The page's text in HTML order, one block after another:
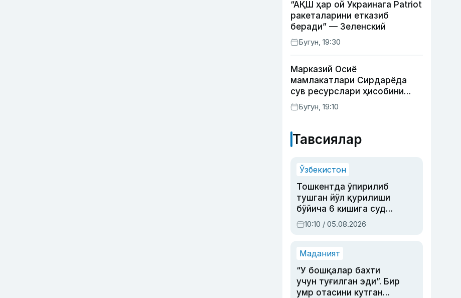
“АҚШ ҳар ой Украинага Patriot
ракеталарини етказиб
беради” — Зеленский
Бугун, 19:30
Марказий Осиё
мамлакатлари Сирдарёда
сув ресурслари ҳисобини
автоматлаштириш режасини
ишлаб чиқишни маъқуллади
Бугун, 19:10
Тавсиялар
Ўзбекистон
Тошкентда ўпирилиб
тушган йўл қурилиши
бўйича 6 кишига суд
ҳукми ўқилди
10:10 / 05.08.2026
Маданият
“У бошқалар бахти
учун туғилган эди”. Бир
умр отасини кутган